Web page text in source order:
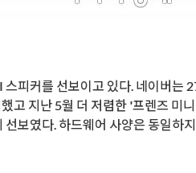
피커를 선보이고 있다. 네이버는
고 지난 5월 더 저렴한 '프렌즈 미
보였다. 하드웨어 사양은 동일하